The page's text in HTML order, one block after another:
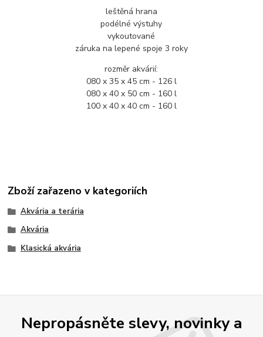
leštěná hrana
podélné výstuhy
vykoutované
záruka na lepené spoje 3 roky
rozměr akvárií:
080 x 35 x 45 cm - 126 l
080 x 40 x 50 cm - 160 l
100 x 40 x 40 cm - 160 l
Zboží zařazeno v kategoriích
Akvária a terária
Akvária
Klasická akvária
Nepropásněte slevy, novinky a